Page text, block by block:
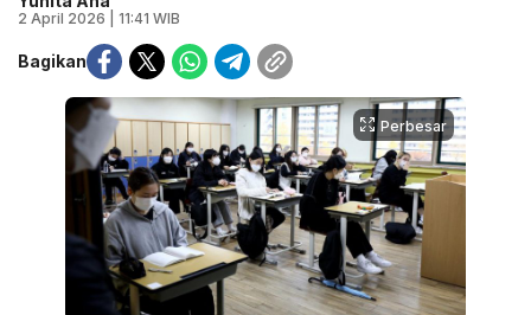
2 April 2026 | 11:41 WIB
Bagikan
Perbesar